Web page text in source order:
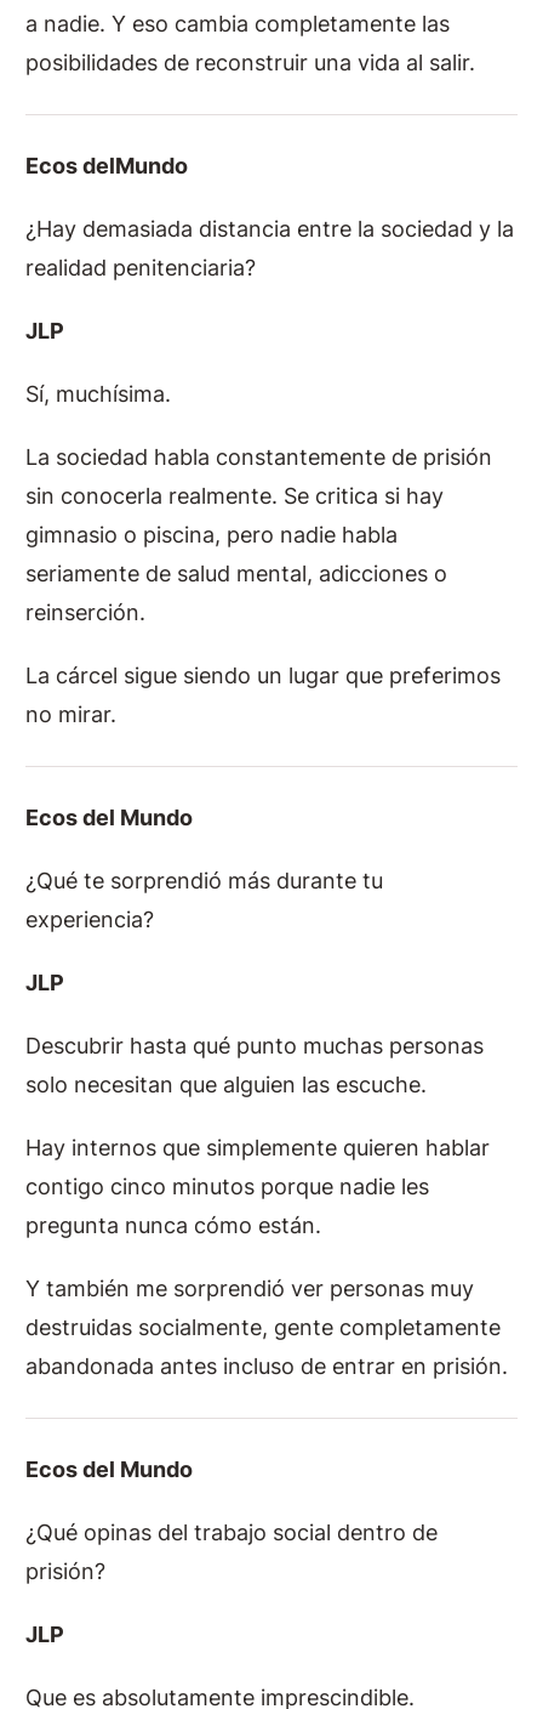
a nadie. Y eso cambia completamente las
posibilidades de reconstruir una vida al salir.
Ecos delMundo
¿Hay demasiada distancia entre la sociedad y la
realidad penitenciaria?
JLP
Sí, muchísima.
La sociedad habla constantemente de prisión
sin conocerla realmente. Se critica si hay
gimnasio o piscina, pero nadie habla
seriamente de salud mental, adicciones o
reinserción.
La cárcel sigue siendo un lugar que preferimos
no mirar.
Ecos del Mundo
¿Qué te sorprendió más durante tu
experiencia?
JLP
Descubrir hasta qué punto muchas personas
solo necesitan que alguien las escuche.
Hay internos que simplemente quieren hablar
contigo cinco minutos porque nadie les
pregunta nunca cómo están.
Y también me sorprendió ver personas muy
destruidas socialmente, gente completamente
abandonada antes incluso de entrar en prisión.
Ecos del Mundo
¿Qué opinas del trabajo social dentro de
prisión?
JLP
Que es absolutamente imprescindible.